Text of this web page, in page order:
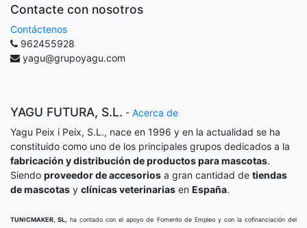
Contacte con nosotros
Contáctenos
962455928
yagu@grupoyagu.com
YAGU FUTURA, S.L. - Acerca de
Yagu Peix i Peix, S.L., nace en 1996 y en la actualidad se ha
constituido como uno de los principales grupos dedicados a la
fabricación y distribución de productos para mascotas.
Siendo proveedor de accesorios a gran cantidad de tiendas
de mascotas y clínicas veterinarias en España.
TUNICMAKER, SL,
ha contado con el apoyo de Fomento de Empleo y con la cofinanciación del